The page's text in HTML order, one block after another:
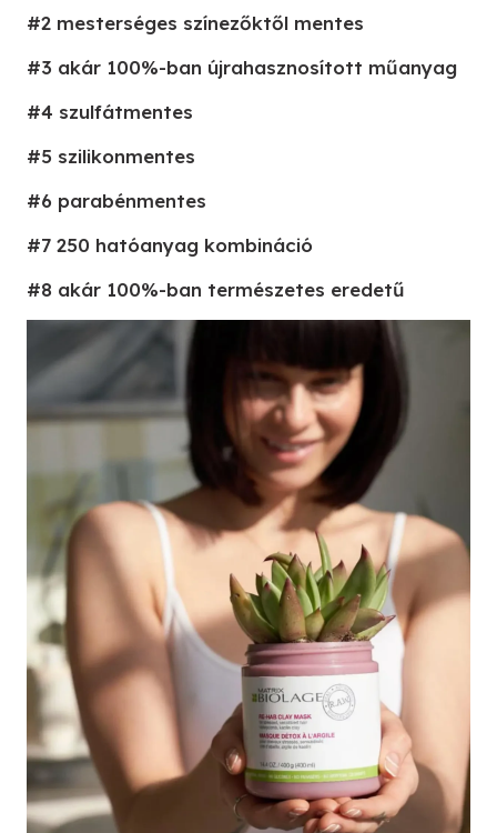
#2 mesterséges színezőktől mentes
#3 akár 100%-ban újrahasznosított műanyag
#4 szulfátmentes
#5 szilikonmentes
#6 parabénmentes
#7 250 hatóanyag kombináció
#8 akár 100%-ban természetes eredetű